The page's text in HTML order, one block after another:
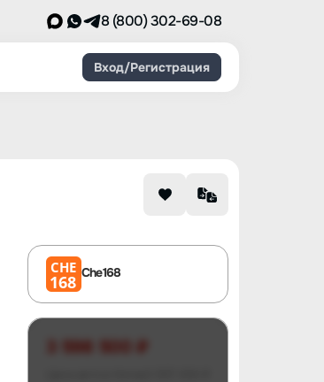
8 (800) 302-69-08
Вход/Регистрация
CHE
168 Che168
3 598 500 ₽